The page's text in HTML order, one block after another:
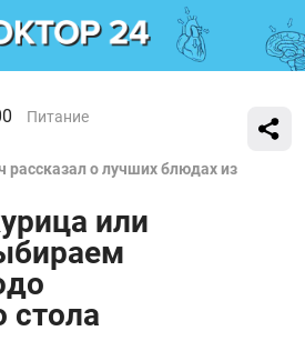
Питание
рассказал о лучших блюдах из
или
стола